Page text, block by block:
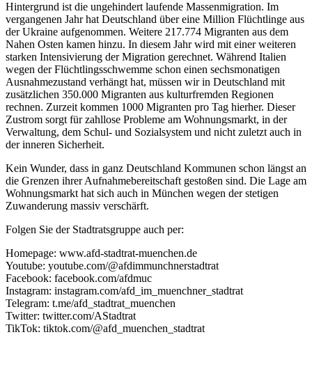
Hintergrund ist die ungehindert laufende Massenmigration. Im
vergangenen Jahr hat Deutschland über eine Million Flüchtlinge aus
der Ukraine aufgenommen. Weitere 217.774 Migranten aus dem
Nahen Osten kamen hinzu. In diesem Jahr wird mit einer weiteren
starken Intensivierung der Migration gerechnet. Während Italien
wegen der Flüchtlingsschwemme schon einen sechsmonatigen
Ausnahmezustand verhängt hat, müssen wir in Deutschland mit
zusätzlichen 350.000 Migranten aus kulturfremden Regionen
rechnen. Zurzeit kommen 1000 Migranten pro Tag hierher. Dieser
Zustrom sorgt für zahllose Probleme am Wohnungsmarkt, in der
Verwaltung, dem Schul- und Sozialsystem und nicht zuletzt auch in
der inneren Sicherheit.
Kein Wunder, dass in ganz Deutschland Kommunen schon längst an
die Grenzen ihrer Aufnahmebereitschaft gestoßen sind. Die Lage am
Wohnungsmarkt hat sich auch in München wegen der stetigen
Zuwanderung massiv verschärft.
Folgen Sie der Stadtratsgruppe auch per:
Homepage: www.afd-stadtrat-muenchen.de
Youtube: youtube.com/@afdimmunchnerstadtrat
Facebook: facebook.com/afdmuc
Instagram: instagram.com/afd_im_muenchner_stadtrat
Telegram: t.me/afd_stadtrat_muenchen
Twitter: twitter.com/AStadtrat
TikTok: tiktok.com/@afd_muenchen_stadtrat